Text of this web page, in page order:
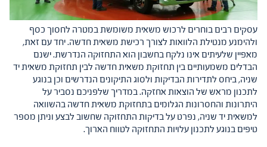
עסקים רבים בוחרים לרכוש משאית משומשת במטרה לחסוך כסף
ולהימנע מנטילת הלוואות לצורך רכישת משאית חדשה. יחד עם זאת,
מאפיין שלעיתים אינו נלקח בחשבון הוא התחזוקה הנדרשת. ישנם
הבדלים משמעותיים בין תחזוקת משאית חדשה לבין תחזוקת משאית יד
שניה, ביחס לתדירות הבדיקות ולסוג התיקונים הנדרשים וכן בנוגע
לתכנון מראש של הוצאות אחזקה. במדריך שלפניכם נסביר על
היתרונות והחסרונות הגלומים בתחזוקת משאית חדשה בהשוואה
למשאית יד שניה, נפרט על בדיקות התחזוקה שחשוב לבצע וניתן מספר
טיפים בנוגע לתכנון עלויות התחזוקה לטווח הארוך.